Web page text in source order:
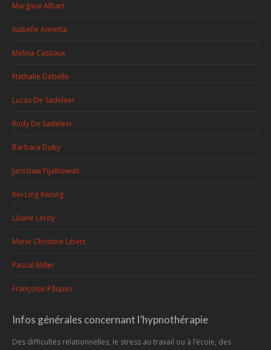
Margaux Albart
Isabelle Annetta
Melina Castiaux
Nathalie Debelle
Lucas De Sadeleer
Rudy De Sadeleer
Barbara Duby
Jaroslaw Fijalkowski
Kei-Ling Kwong
Liliane Leroy
Marie Christine Libert
Pascal Miller
Françoise Pâques
Infos générales concernant l’hypnothérapie
Des difficultés relationnelles, le stress au travail ou à l’école, des